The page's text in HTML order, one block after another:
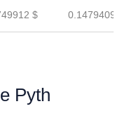
$
Pyth